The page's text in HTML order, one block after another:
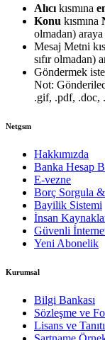
Alıcı kısmına
Konu kısmına
olmadan)
Mesaj Metni
sıfır olmadan)
Göndermek
Not:
.gif, .pdf, .doc,
Netgsm
Hakkımızda
Banka Hesap
E-vezne
Borç Sorgula
Bayilik Sistemi
İnsan
Güvenli
Yeni Abonelik
Kurumsal
Bilgi Bankası
Sözleşme ve
Lisans ve